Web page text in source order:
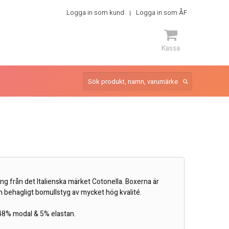
Logga in som kund Logga in som ÅF
Kassa
ARTIKEL
från det Italienska märket Cotonella. Boxerna är
bomullstyg av mycket hög kvalité.
modal & 5% elastan.